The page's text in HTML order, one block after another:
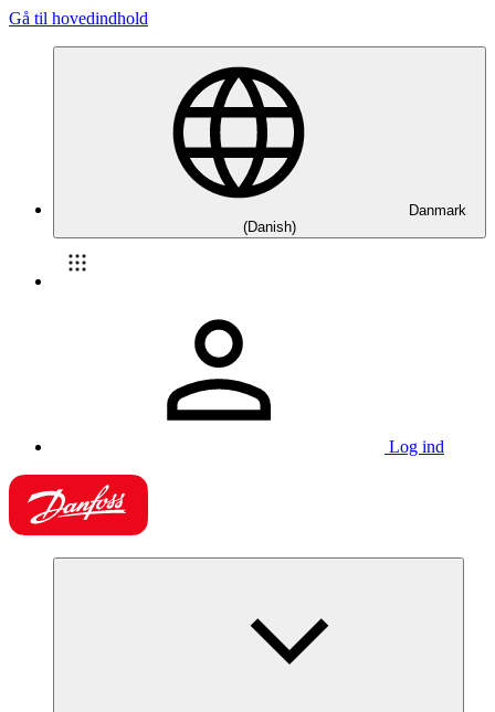
Gå til hovedindhold
Danmark
(Danish)
Log ind